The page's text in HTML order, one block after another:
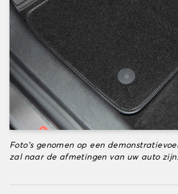
Foto's genomen op een
zal naar de afmetingen van uw auto zijn.